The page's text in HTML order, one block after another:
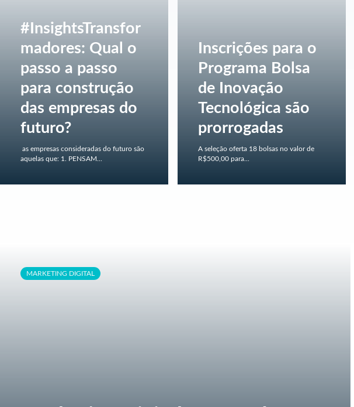
#InsightsTransfor
madores: Qual o
passo a passo
para construção
das empresas do
futuro?
as empresas consideradas do futuro são
aquelas que: 1. PENSAM...
Inscrições para o
Programa Bolsa
de Inovação
Tecnológica são
prorrogadas
A seleção oferta 18 bolsas no valor de
R$500,00 para...
MARKETING DIGITAL